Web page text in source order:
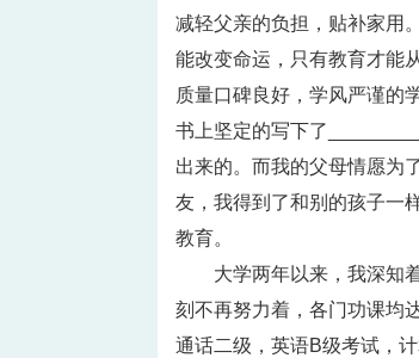
减轻父亲的负担，贴补家用
能改变命运，只有教育才能
质量口碑良好，学风严谨的
书上坚定的写下了
出来的。而我的父母情愿为
友，我得到了和别的孩子一
教育。
大学两年以来，我深知
刻不再努力着，各门功课均
通话二级，英语B级考试，